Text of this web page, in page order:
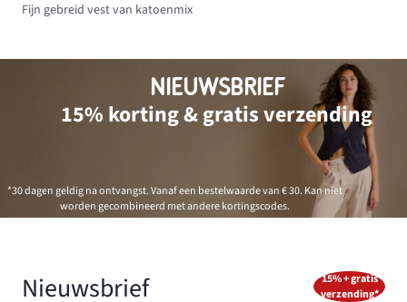
Fijn gebreid vest van katoenmix
NIEUWSBRIEF
15% korting & gratis verzending
*30 dagen geldig na ontvangst. Vanaf een bestelwaarde van € 30. Kan niet
worden gecombineerd met andere kortingscodes.
Nieuwsbrief
15% + gratis
verzending*